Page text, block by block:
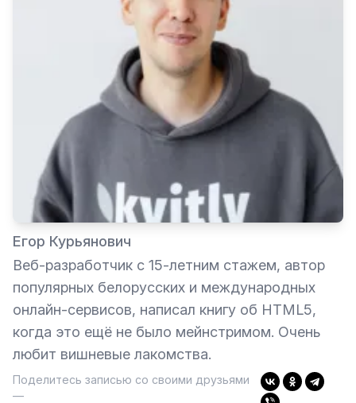
Егор Курьянович
Веб-разработчик с 15-летним стажем, автор
популярных белорусских и международных
онлайн-сервисов, написал книгу об HTML5,
когда это ещё не было мейнстримом. Очень
любит вишневые лакомства.
Поделитесь записью со своими друзьями
—